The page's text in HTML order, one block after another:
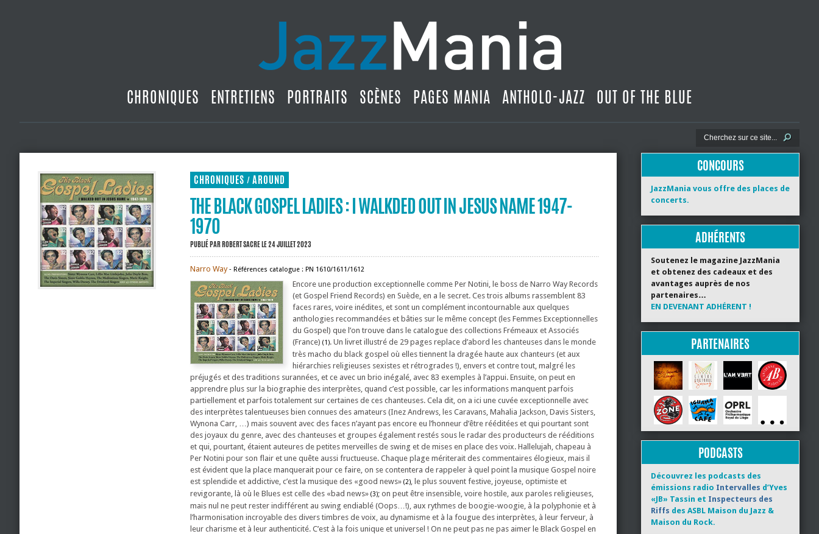
CHRONIQUES ENTRETIENS PORTRAITS SCÈNES PAGES MANIA ANTHOLO-JAZZ OUT OF THE BLUE
CHRONIQUES / AROUND
THE BLACK GOSPEL LADIES : I WALKDED OUT IN JESUS NAME 1947-
1970
PUBLIÉ PARROBERT SACRELE 24 JUILLET 2023
Narro Way‐ Références catalogue : PN 1610/1611/1612
Encore une production exceptionnelle comme Per Notini, le boss de Narro Way Records
(et Gospel Friend Records) en Suède, en a le secret. Ces trois albums rassemblent 83
faces rares, voire inédites, et sont un complément incontournable aux quelques
anthologies recommandées et bâties sur le même concept (les Femmes Exceptionnelles
du Gospel) que l’on trouve dans le catalogue des collections Frémeaux et Associés
(France) (1). Un livret illustré de 29 pages replace d’abord les chanteuses dans le monde
très macho du black gospel où elles tiennent la dragée haute aux chanteurs (et aux
hiérarchies religieuses sexistes et rétrogrades !), envers et contre tout, malgré les
préjugés et des traditions surannées, et ce avec un brio inégalé, avec 83 exemples à l’appui. Ensuite, on peut en
apprendre plus sur la biographie des interprètes, quand c’est possible, car les informations manquent parfois
partiellement et parfois totalement sur certaines de ces chanteuses. Cela dit, on a ici une cuvée exceptionnelle avec
des interprètes talentueuses bien connues des amateurs (Inez Andrews, les Caravans, Mahalia Jackson, Davis Sisters,
Wynona Carr, …) mais souvent avec des faces n’ayant pas encore eu l’honneur d’être rééditées et qui pourtant sont
des joyaux du genre, avec des chanteuses et groupes également restés sous le radar des producteurs de rééditions
et qui, pourtant, étaient auteures de petites merveilles de swing et de mises en place des voix. Hallelujah, chapeau à
Per Notini pour son flair et une quête aussi fructueuse. Chaque plage mériterait des commentaires élogieux, mais il
est évident que la place manquerait pour ce faire, on se contentera de rappeler à quel point la musique Gospel noire
est splendide et addictive, c’est la musique des «good news» (2), le plus souvent festive, joyeuse, optimiste et
revigorante, là où le Blues est celle des «bad news» (3); on peut être insensible, voire hostile, aux paroles religieuses,
mais nul ne peut rester indifférent au swing endiablé (Oops…!), aux rythmes de boogie-woogie, à la polyphonie et à
l’harmonisation incroyable des divers timbres de voix, au dynamisme et à la fougue des interprètes, à leur ferveur, à
leur charisme et à leur authenticité. C’est à la fois unique et universel ! On ne peut pas ne pas aimer le Black Gospel en
CONCOURS
JazzMania vous offre des places de
concerts.
ADHÉRENTS
Soutenez le magazine JazzMania
et obtenez des cadeaux et des
avantages auprès de nos
partenaires…
EN DEVENANT ADHÉRENT !
PARTENAIRES
PODCASTS
Découvrez les podcasts des
émissions radio Intervalles d’Yves
«JB» Tassin et Inspecteurs des
Riffs des ASBL Maison du Jazz &
Maison du Rock.